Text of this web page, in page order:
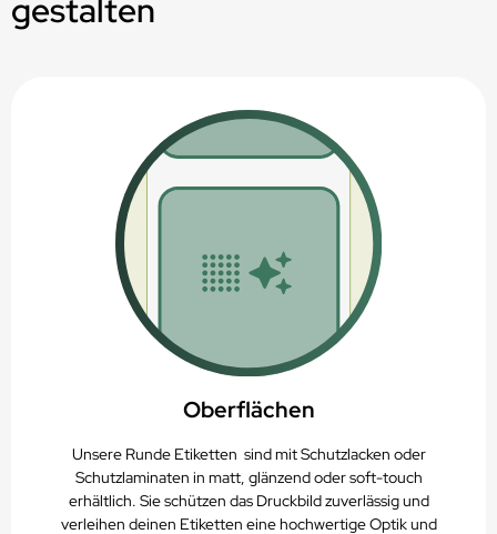
Für nicht verformbare Behältnisse
gestalten
Oberflächen
Unsere Runde Etiketten sind mit Schutzlacken oder
Schutzlaminaten in matt, glänzend oder soft-touch
erhältlich. Sie schützen das Druckbild zuverlässig und
verleihen deinen Etiketten eine hochwertige Optik und